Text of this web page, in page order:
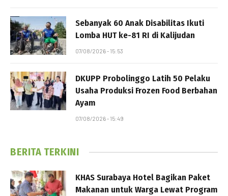
Sebanyak 60 Anak Disabilitas Ikuti
Lomba HUT ke-81 RI di Kalijudan
07/08/2026 - 15:53
DKUPP Probolinggo Latih 50 Pelaku
Usaha Produksi Frozen Food Berbahan
Ayam
07/08/2026 - 15:49
BERITA TERKINI
KHAS Surabaya Hotel Bagikan Paket
Makanan untuk Warga Lewat Program